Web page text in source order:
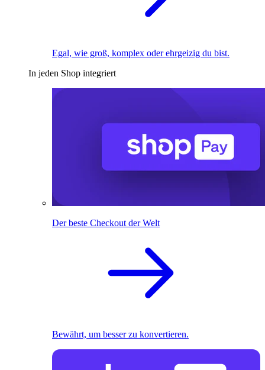
Egal, wie groß, komplex oder ehrgeizig du bist.
In jeden Shop integriert
Der beste Checkout der Welt
Bewährt, um besser zu konvertieren.